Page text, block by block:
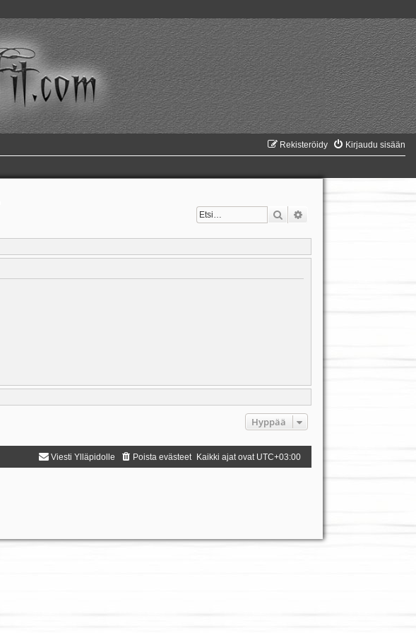
Kirjaudu sisään
Rekisteröidy
Etsi
Hyppää
Kaikki ajat ovat UTC+03:00
Poista evästeet
Viesti Ylläpidolle